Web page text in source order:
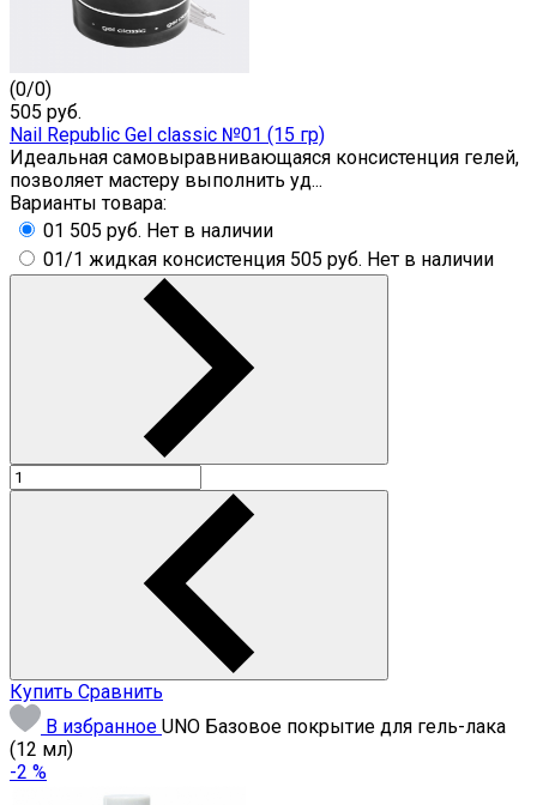
(0/0)
505 руб.
Nail Republic Gel classic №01 (15 гр)
Идеальная самовыравнивающаяся консистенция гелей,
позволяет мастеру выполнить уд...
Варианты товара:
01 505 руб. Нет в наличии
01/1 жидкая консистенция 505 руб. Нет в наличии
Купить Сравнить
В избранное UNO Базовое покрытие для гель-лака
(12 мл)
-2 %